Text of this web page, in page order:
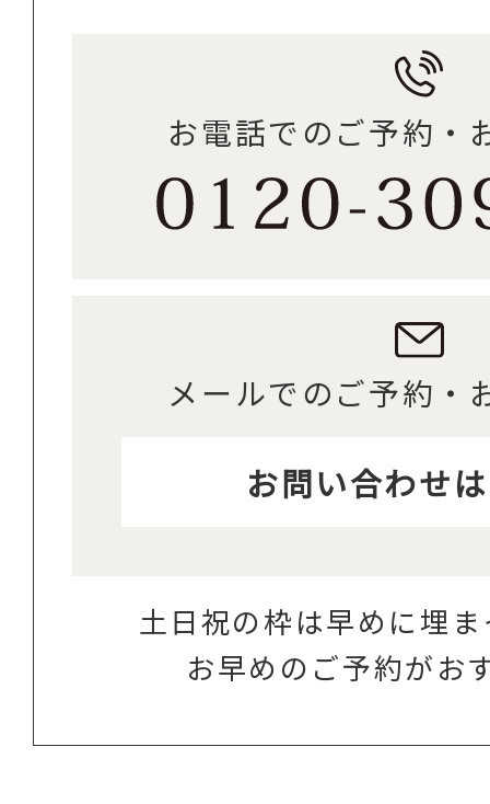
お電話でのご予約・
メールでのご予約・
お問い合わせ
土日祝の枠は早めに埋
お早めのご予約がお